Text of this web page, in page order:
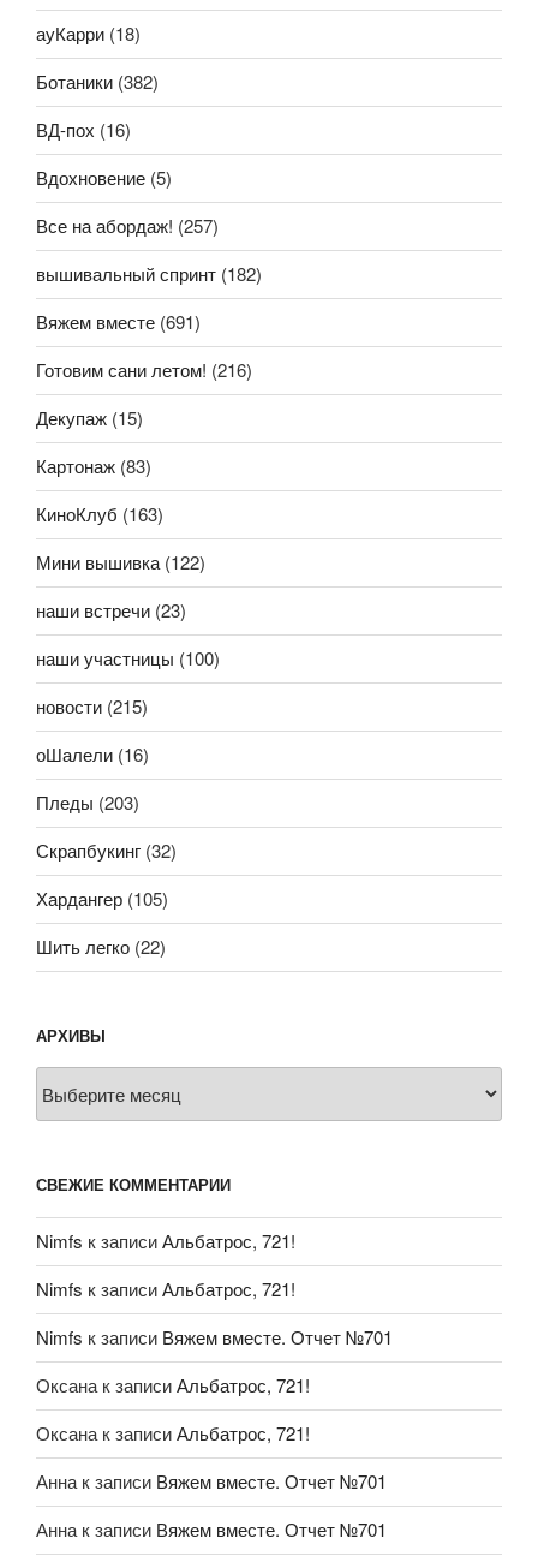
ауКарри (18)
Ботаники (382)
ВД-пох (16)
Вдохновение (5)
Все на абордаж! (257)
вышивальный спринт (182)
Вяжем вместе (691)
Готовим сани летом! (216)
Декупаж (15)
Картонаж (83)
КиноКлуб (163)
Мини вышивка(122)
наши встречи (23)
наши участницы (100)
новости (215)
оШалели (16)
Пледы (203)
Скрапбукинг (32)
Хардангер (105)
Шить легко (22)
АРХИВЫ
СВЕЖИЕ КОММЕНТАРИИ
Nimfs к записиАльбатрос, 721!
Nimfs к записиАльбатрос, 721!
Nimfs к записи Вяжем вместе. Отчет №701
Оксанак записиАльбатрос, 721!
Оксанак записиАльбатрос, 721!
Аннак записи Вяжем вместе. Отчет №701
Аннак записи Вяжем вместе. Отчет №701